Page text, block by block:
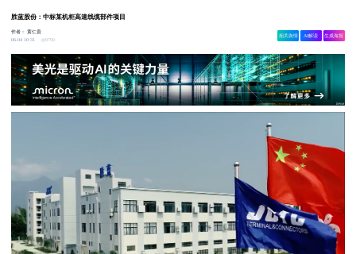
胜蓝股份：中标某机柜高速线缆部件项目
作者：黄仁贵
06-04 10:31
9790
相关舆情 AI解读 生成海报